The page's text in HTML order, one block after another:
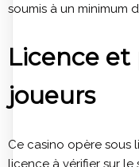
soumis à un minimum
Licence
joueurs
Ce casino opère sous
licence à vérifier sur le